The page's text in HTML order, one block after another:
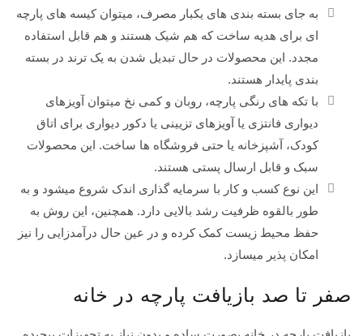
به جای بسته بندی های یکبار مصرف، میتوان کیسه های پارچه
ای برای هدیه ساخت که هم شیک هستند و هم قابل استفاده
مجدد. این محصولات در حال تبدیل شدن به یک ترند در بسته
بندی پایدار هستند.
با تکه های رنگی پارچه، روبان و کمی نخ میتوان آویزهای
دیواری فانتزی یا آویزهای تزیینی یا دکور دیواری برای اتاق
کودک، آشپزخانه یا حتی فروشگاه ها ساخت. این محصولات
سبک و قابل ارسال پستی هستند.
این نوع کسب و کار با سرمایه گذاری اندک شروع میشود و به
طور بالقوه ظرفیت رشد بالایی دارد. همچنین، این روش به
حفظ محیط زیست کمک کرده و در عین حال درآمدزایی را نیز
امکان پذیر میسازد.
صفر تا صد بازیافت پارچه در خانه